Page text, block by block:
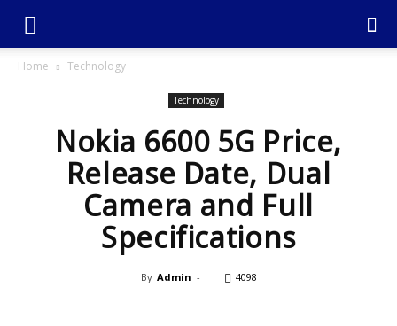
Home Technology
Technology
Nokia 6600 5G Price,
Release Date, Dual
Camera and Full
Specifications
By Admin - 4098